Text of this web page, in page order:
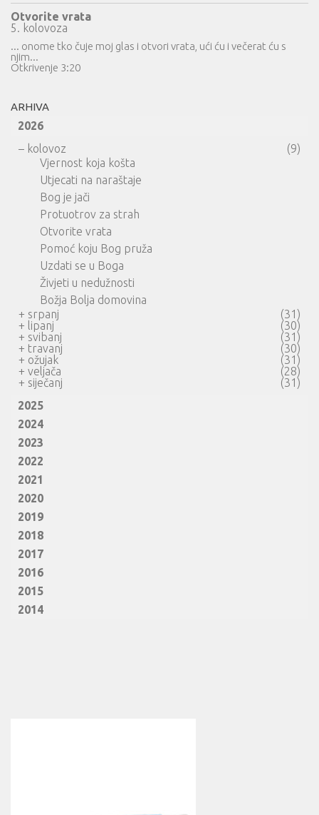
Otvorite vrata
5. kolovoza
... onome tko čuje moj glas i otvori vrata, ući ću i večerat ću s
njim...
Otkrivenje 3:20
ARHIVA
2026
– kolovoz
(9)
Vjernost koja košta
Utjecati na naraštaje
Bog je jači
Protuotrov za strah
Otvorite vrata
Pomoć koju Bog pruža
Uzdati se u Boga
Živjeti u nedužnosti
Božja Bolja domovina
+ srpanj
(31)
+ lipanj
(30)
+ svibanj
(31)
+ travanj
(30)
+ ožujak
(31)
+ veljača
(28)
+ siječanj
(31)
2025
2024
2023
2022
2021
2020
2019
2018
2017
2016
2015
2014